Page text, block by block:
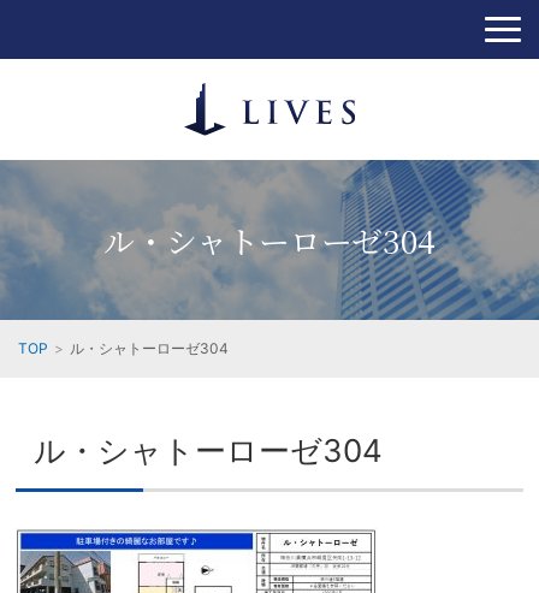
ル・シャトーローゼ304
TOP ル・シャトーローゼ304
ル・シャトーローゼ304